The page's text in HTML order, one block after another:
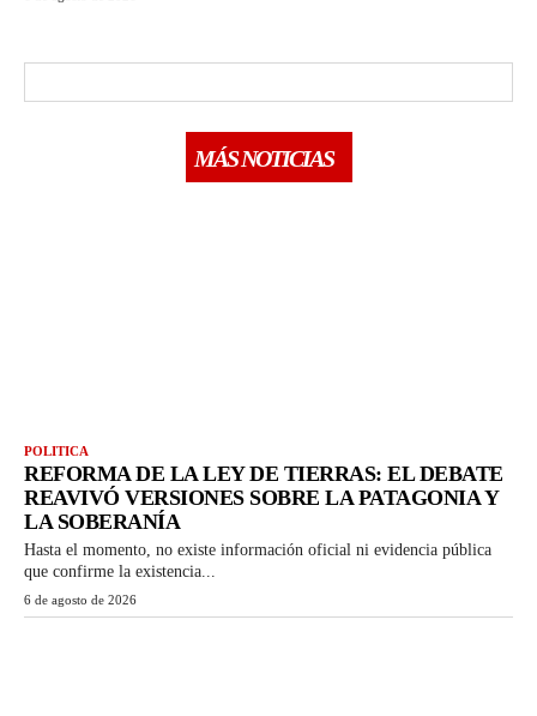
MÁS NOTICIAS
POLITICA
REFORMA DE LA LEY DE TIERRAS: EL DEBATE
REAVIVÓ VERSIONES SOBRE LA PATAGONIA Y
LA SOBERANÍA
Hasta el momento, no existe información oficial ni evidencia pública
que confirme la existencia...
6 de agosto de 2026